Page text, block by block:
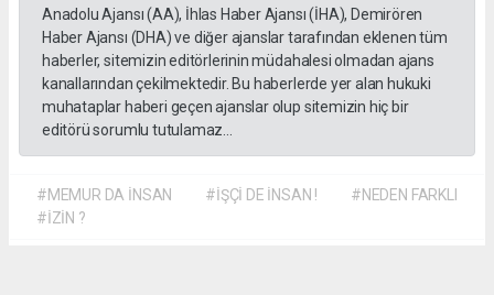
Anadolu Ajansı (AA), İhlas Haber Ajansı (İHA), Demirören
Haber Ajansı (DHA) ve diğer ajanslar tarafından eklenen tüm
haberler, sitemizin editörlerinin müdahalesi olmadan ajans
kanallarından çekilmektedir. Bu haberlerde yer alan hukuki
muhataplar haberi geçen ajanslar olup sitemizin hiç bir
editörü sorumlu tutulamaz...
#MEMUR DA İNSAN #İŞÇİ DE İNSAN !
#NEDEN FARKLI
#İZİN ?